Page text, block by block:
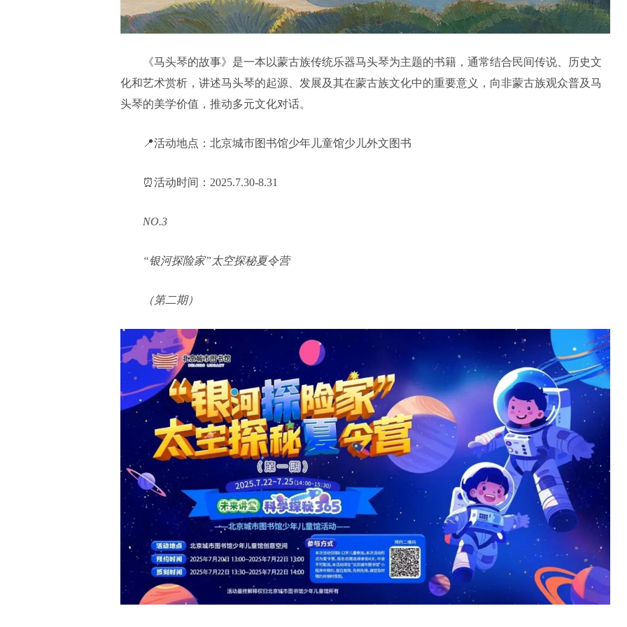
《马头琴的故事》是一本以蒙古族传统乐器马头琴为主题的书籍，通常结合民间传说、历史文
化和艺术赏析，讲述马头琴的起源、发展及其在蒙古族文化中的重要意义，向非蒙古族观众普及马
头琴的美学价值，推动多元文化对话。
📍活动地点：北京城市图书馆少年儿童馆少儿外文图书
⏰活动时间：2025.7.30-8.31
NO.3
“银河探险家”太空探秘夏令营
（第二期）